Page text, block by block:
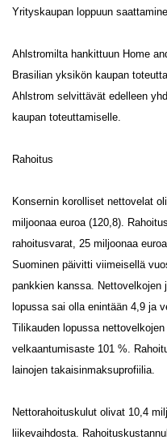
Yrityskaupan loppuun
Ahlstromilta hankittuun Home
Brasilian yksikön kaupan
Ahlstrom selvittävät edelleen
kaupan toteuttamiselle.
Rahoitus
Konsernin korolliset nettovelat
miljoonaa euroa (120,8).
rahoitusvarat, 25 miljoonaa
Suominen päivitti viimeisellä
pankkien kanssa. Nettovelkojen
lopussa sai olla enintään 4,9 ja
Tilikauden lopussa
velkaantumisaste 101 %.
lainojen takaisinmaksuprofiilia.
Nettorahoituskulut olivat 10,4
liikevaihdosta.